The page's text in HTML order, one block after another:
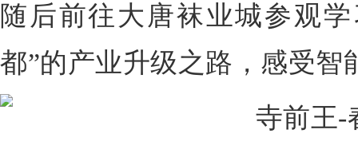
随后前往大唐袜业城参观
都”的产业升级之路，感受智